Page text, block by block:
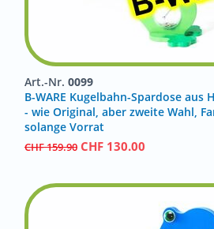
Art.-Nr. 0099
B-WARE Kugelbahn-Spardose aus
- wie Original, aber zweite Wahl,
solange Vorrat
CHF159.90 CHF 130.00